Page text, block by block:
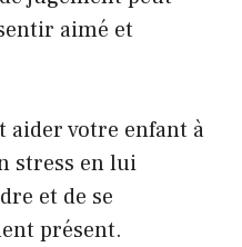
aimé et
aider votre enfant à
stress en lui
et de se
présent.